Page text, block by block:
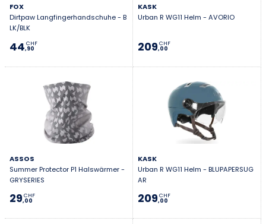
FOX
Dirtpaw Langfingerhandschuhe - B
LK/BLK
44,90
CHF
KASK
Urban R WG11 Helm - AVORIO
209,00
CHF
ASSOS
Summer Protector P1 Halswärmer -
GRYSERIES
29,00
CHF
KASK
Urban R WG11 Helm - BLUPAPERSUG
AR
209,00
CHF